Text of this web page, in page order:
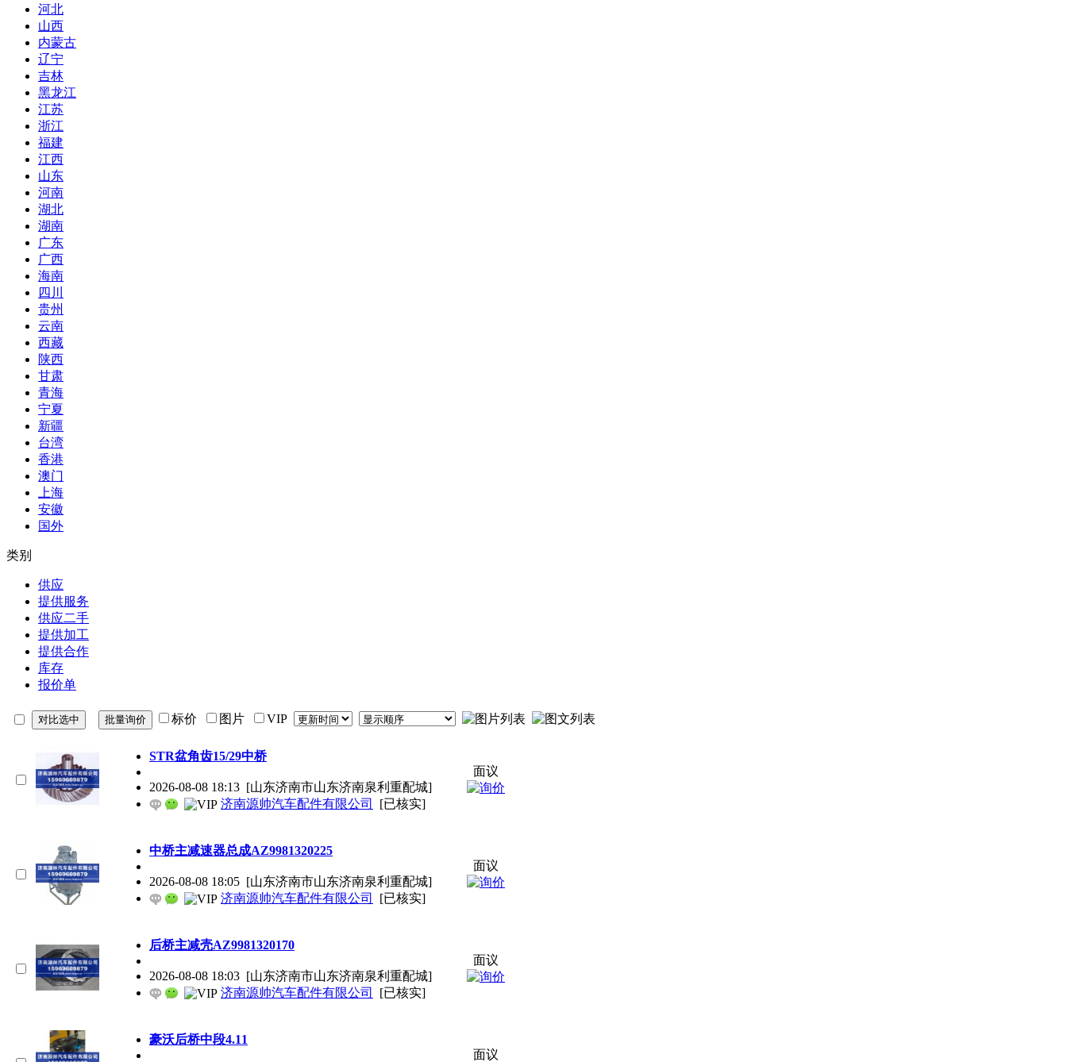
河北
山西
内蒙古
辽宁
吉林
黑龙江
江苏
浙江
福建
江西
山东
河南
湖北
湖南
广东
广西
海南
四川
贵州
云南
西藏
陕西
甘肃
青海
宁夏
新疆
台湾
香港
澳门
上海
安徽
国外
类别
供应
提供服务
供应二手
提供加工
提供合作
库存
报价单
标价 图片 VIP
STR盆角齿15/29中桥
2026-08-08 18:13 [山东济南市山东济南泉利重配城]
济南源帅汽车配件有限公司
[已核实]
面议
中桥主减速器总成AZ9981320225
2026-08-08 18:05 [山东济南市山东济南泉利重配城]
济南源帅汽车配件有限公司
[已核实]
面议
后桥主减壳AZ9981320170
2026-08-08 18:03 [山东济南市山东济南泉利重配城]
济南源帅汽车配件有限公司
[已核实]
面议
豪沃后桥中段4.11
面议